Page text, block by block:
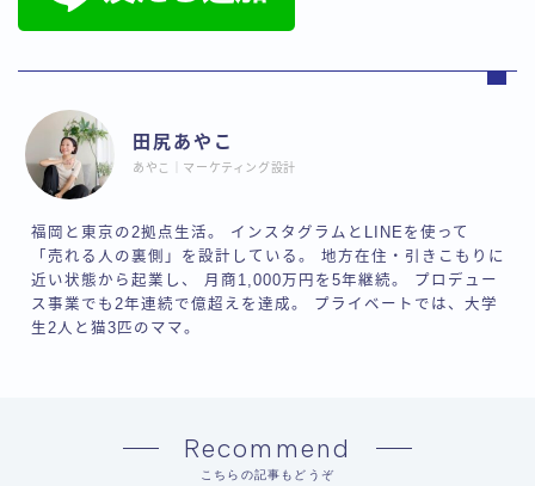
田尻あやこ
あやこ｜マーケティング設計
福岡と東京の2拠点生活。 インスタグラムとLINEを使って
「売れる人の裏側」を設計している。 地方在住・引きこもりに
近い状態から起業し、 月商1,000万円を5年継続。 プロデュー
ス事業でも2年連続で億超えを達成。 プライベートでは、大学
生2人と猫3匹のママ。
Recommend
こちらの記事もどうぞ